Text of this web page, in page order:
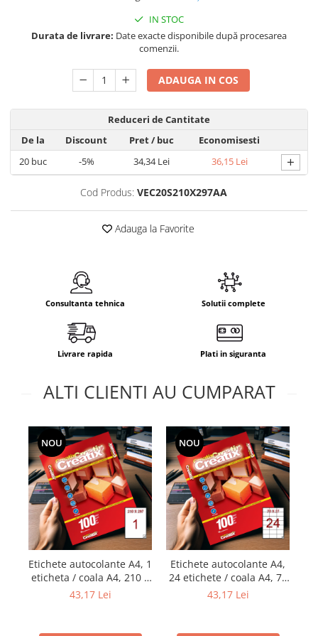
IN STOC
Durata de livrare: Date exacte disponibile după procesarea
comenzii.
ADAUGA IN COS
Reduceri de Cantitate
De la
Discount Pret/ buc
Economisesti
20buc -5% 34,34 Lei 36,15 Lei +
Cod Produs: VEC20S210X297AA
Adauga la Favorite
Consultanta tehnica Solutii complete
Livrare rapida Plati in siguranta
ALTI CLIENTI AU CUMPARAT
NOU
Etichete autocolante A4, 1
eticheta / coala A4, 210 x
297 mm
43,17 Lei
NOU
Etichete autocolante A4,
24 etichete / coala A4, 70
x 37 mm
43,17 Lei